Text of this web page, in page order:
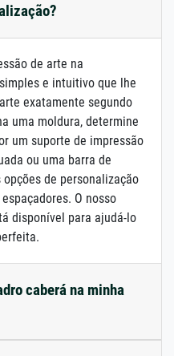
de arte na
e intuitivo que lhe
exatamente segundo
uma moldura, determine
um suporte de impressão
ou uma barra de
de personalização
O nosso
disponível para ajudá-lo
caberá na minha